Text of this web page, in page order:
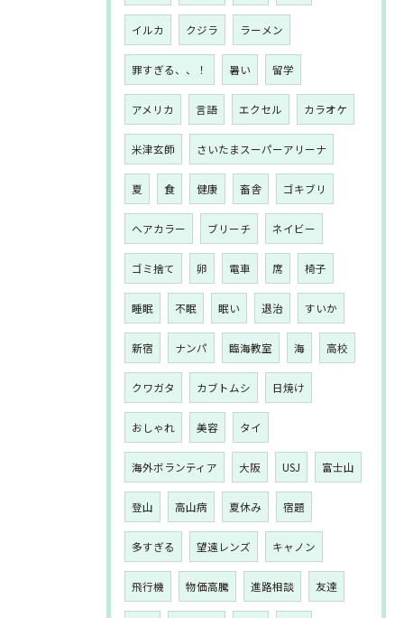
イルカ クジラ ラーメン
罪すぎる、、！ 暑い 留学
アメリカ 言語 エクセル カラオケ
米津玄師 さいたまスーパーアリーナ
夏 食 健康 畜舎 ゴキブリ
ヘアカラー ブリーチ ネイビー
ゴミ捨て 卵 電車 席 椅子
睡眠 不眠 眠い 退治 すいか
新宿 ナンパ 臨海教室 海 高校
クワガタ カブトムシ 日焼け
おしゃれ 美容 タイ
海外ボランティア 大阪 USJ 富士山
登山 高山病 夏休み 宿題
多すぎる 望遠レンズ キャノン
飛行機 物価高騰 進路相談 友達